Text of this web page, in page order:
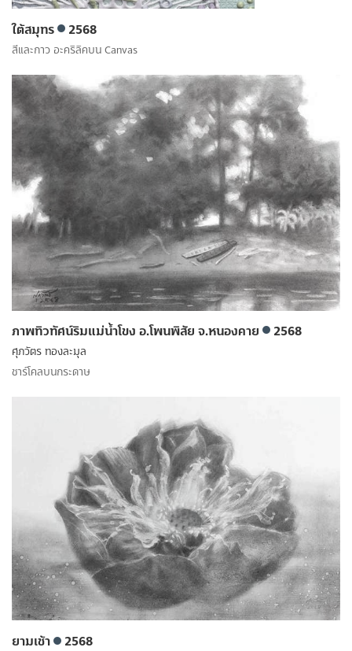
ใต้สมุทร 2568
สีและกาว อะคริลิคบน Canvas
ภาพทิวทัศน์ริมแม่น้ำโขง อ.โพนพิสัย จ.หนองคาย 2568
ศุภวัตร ทองละมุล
ชาร์โคลบนกระดาษ
ยามเช้า 2568